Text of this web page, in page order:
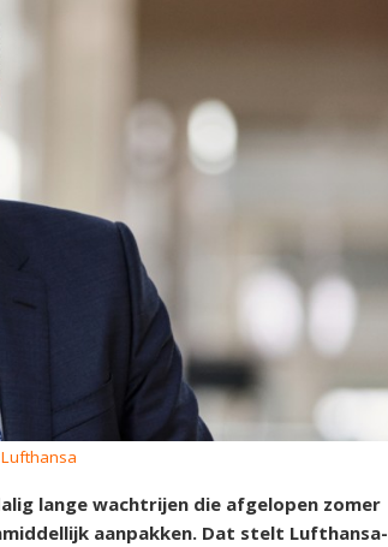
lange wachtrijen die afgelopen zomer
aanpakken. Dat stelt Lufthansa-